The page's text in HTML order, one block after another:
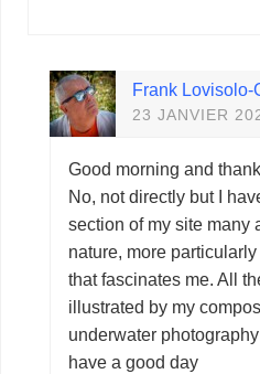
Frank Lovisolo-
23 JANVIER
Good morning and
No, not directly but I
section of my site many
nature, more
that fascinates me. All
illustrated by my
underwater
have a good day